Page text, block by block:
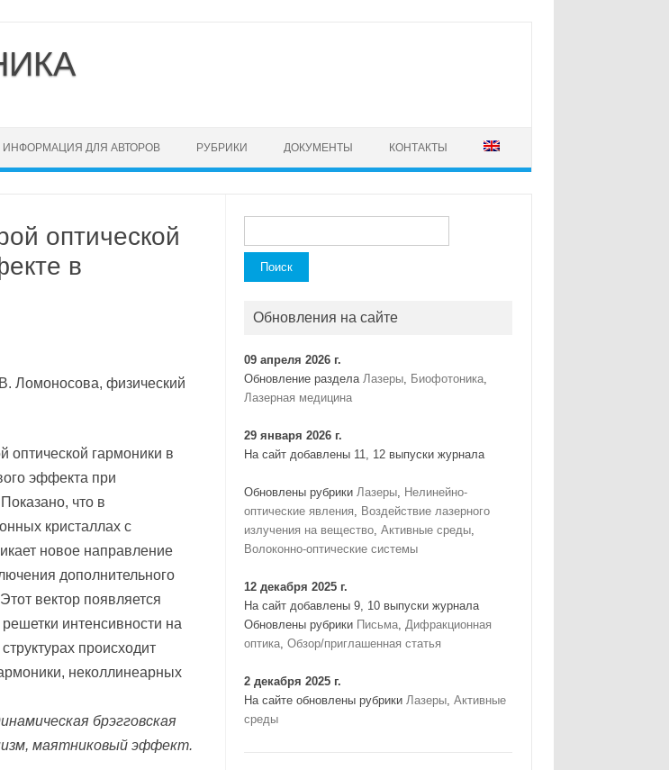
ИНФОРМАЦИЯ ДЛЯ АВТОРОВ РУБРИКИ ДОКУМЕНТЫ КОНТАКТЫ
оптической
в
Ломоносова, физический
оптической гармоники в
эффекта при
что в
кристаллах с
новое направление
дополнительного
вектор появляется
интенсивности на
происходит
неколлинеарных
брэгговская
маятниковый эффект.
Обновления на сайте
09 апреля 2026 г.
Обновление разделаЛазеры, Биофотоника,
Лазерная медицина
29 января 2026 г.
На сайт добавлены 11, 12 выпуски журнала
Обновлены рубрикиЛазеры, Нелинейно-
оптические явления, Воздействие лазерного
излучения на вещество,Активные среды,
Волоконно-оптические системы
12 декабря 2025 г.
На сайт добавлены 9, 10 выпуски журнала
Обновлены рубрики Письма,Дифракционная
оптика,Обзор/приглашенная статья
2 декабря 2025 г.
На сайте обновлены рубрикиЛазеры,Активные
среды